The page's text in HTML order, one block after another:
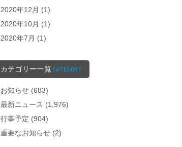
2020年12月 (1)
2020年10月 (1)
2020年7月 (1)
カテゴリー一覧 CATEGORY
お知らせ (683)
最新ニュース (1,976)
行事予定 (904)
重要なお知らせ (2)